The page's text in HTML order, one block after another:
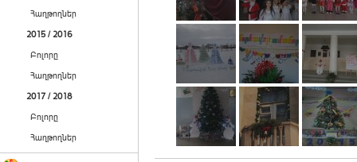
Հաղթողներ
2015 / 2016
Բոլորը
Հաղթողներ
2017 / 2018
Բոլորը
Հաղթողներ